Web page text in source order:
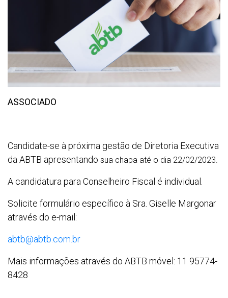
ASSOCIADO
Candidate-se à próxima gestão de Diretoria Executiva
da ABTB apresentando sua chapa até o dia 22/02/2023.
A candidatura para Conselheiro Fiscal é individual.
Solicite formulário específico à Sra. Giselle Margonar
através do e-mail:
abtb@abtb.com.br
Mais informações através do ABTB móvel: 11 95774-
8428